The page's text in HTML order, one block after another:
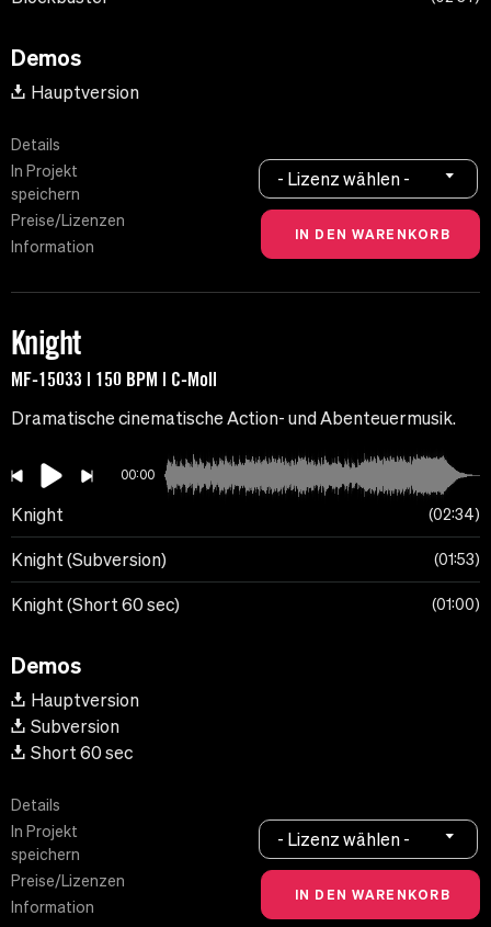
Demos
Hauptversion
Details
In Projekt
speichern
Preise/Lizenzen
Information
- Lizenz wählen -
Knight
MF-15033 | 150 BPM | C-Moll
Dramatische cinematische Action- und Abenteuermusik.
00:00
Knight 02:34
Knight (Subversion) 01:53
Knight (Short 60 sec) 01:00
Demos
Hauptversion
Subversion
Short 60 sec
Details
In Projekt
speichern
Preise/Lizenzen
Information
- Lizenz wählen -